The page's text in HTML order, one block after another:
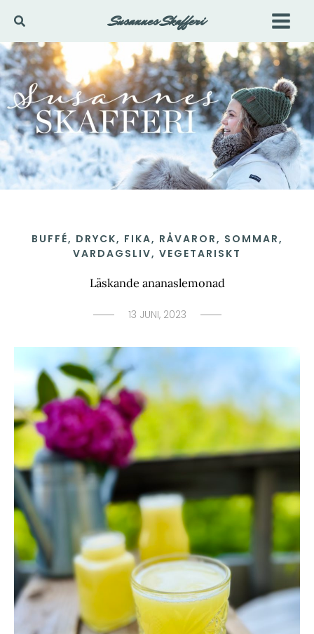
innehåll
Sök Susannes Skafferi
BUFFÉ, DRYCK, FIKA, RÅVAROR, SOMMAR,
VARDAGSLIV, VEGETARISKT
Läskande ananaslemonad
13 JUNI, 2023